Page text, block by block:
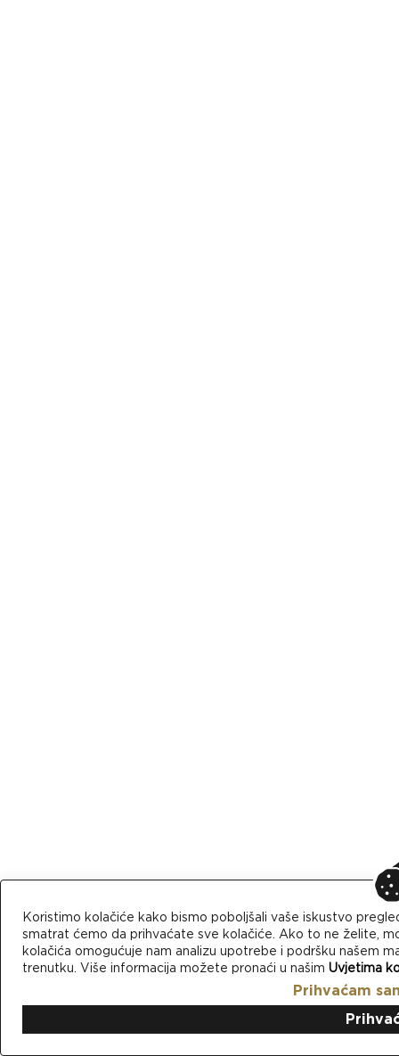
Koristimo kolačiće kako bismo poboljšali vaše iskustvo
smatrat ćemo da prihvaćate sve kolačiće. Ako to ne želite,
kolačića omogućuje nam analizu upotrebe i podršku našem
trenutku. Više informacija možete pronaći u našim Uvjetima
Prihvaćam